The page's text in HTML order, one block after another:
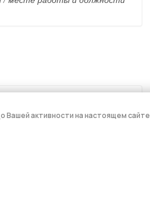
о Вашей активности на настоящем сайте